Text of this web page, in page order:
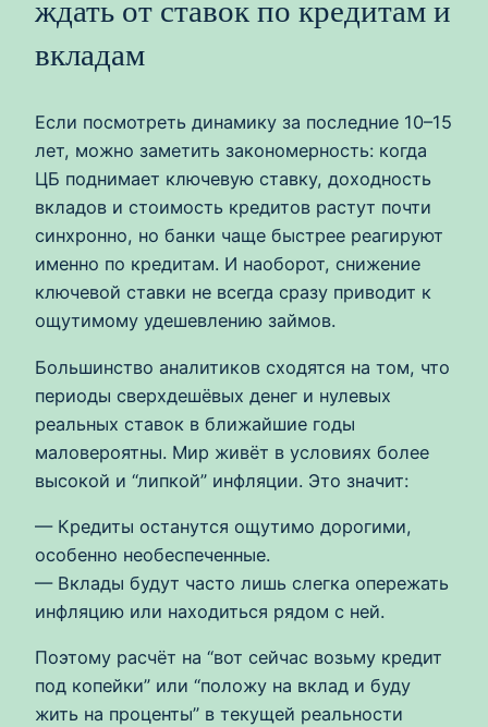
ждать от ставок по кредитам и
вкладам
Если посмотреть динамику за последние 10–15
лет, можно заметить закономерность: когда
ЦБ поднимает ключевую ставку, доходность
вкладов и стоимость кредитов растут почти
синхронно, но банки чаще быстрее реагируют
именно по кредитам. И наоборот, снижение
ключевой ставки не всегда сразу приводит к
ощутимому удешевлению займов.
Большинство аналитиков сходятся на том, что
периоды сверхдешёвых денег и нулевых
реальных ставок в ближайшие годы
маловероятны. Мир живёт в условиях более
высокой и “липкой” инфляции. Это значит:
— Кредиты останутся ощутимо дорогими,
особенно необеспеченные.
— Вклады будут часто лишь слегка опережать
инфляцию или находиться рядом с ней.
Поэтому расчёт на “вот сейчас возьму кредит
под копейки” или “положу на вклад и буду
жить на проценты” в текущей реальности